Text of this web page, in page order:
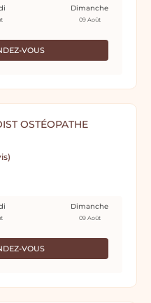
VOUS
Dimanche
09 Août
OSTÉOPATHE
VOUS
Dimanche
09 Août